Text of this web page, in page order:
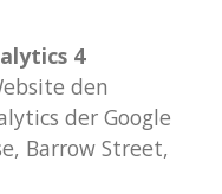
4
den
der Google
Barrow Street,